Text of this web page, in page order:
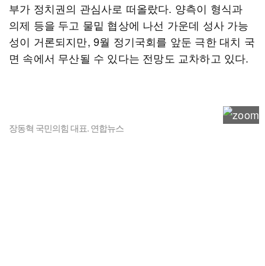
부가 정치권의 관심사로 떠올랐다. 양측이 형식과
의제 등을 두고 물밑 협상에 나선 가운데 성사 가능
성이 거론되지만, 9월 정기국회를 앞둔 극한 대치 국
면 속에서 무산될 수 있다는 전망도 교차하고 있다.
장동혁 국민의힘 대표. 연합뉴스